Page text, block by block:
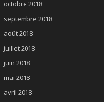
octobre 2018
septembre 2018
août 2018
juillet 2018
juin 2018
mai 2018
avril 2018